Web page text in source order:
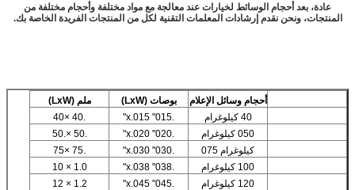
عادة، بعد أحجام الوسائط لخيارات عند معالجة مع مواد مختلفة وأحجام مختلفة من
المنتجات، ونحن نقدم إرشادات المعلمات التقنية لكل من المنتجات الفريدة الخاصة بك.
أحجام وسائل الإعلام بوصات (LxW)
ملم (LxW)
40 كيلوغرام
.015" x.015"
.40 ×40
050 كيلوغرام
.020" x.020"
.50 ×.50
كيلوغرام 075
.030" x.030"
.75 ×75
100 كيلوغرام
.038" x.038"
1.0 × 10
120 كيلوغرام
.045" x.045"
1.2 × 12